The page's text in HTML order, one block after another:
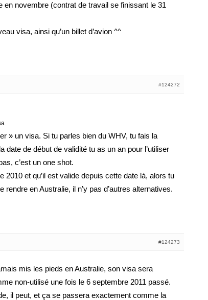
en novembre (contrat de travail se finissant le 31
visa, ainsi qu’un billet d’avion ^^
#124272
» un visa. Si tu parles bien du WHV, tu fais la
date de début de validité tu as un an pour l’utiliser
c’est un one shot.
et qu’il est valide depuis cette date là, alors tu
rendre en Australie, il n’y pas d’autres alternatives.
#124273
mis les pieds en Australie, son visa sera
non-utilisé une fois le 6 septembre 2011 passé.
il peut, et ça se passera exactement comme la